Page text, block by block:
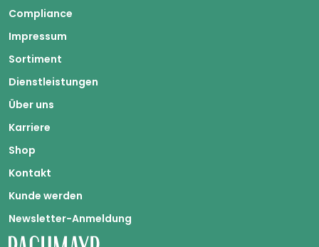
Compliance
Impressum
Sortiment
Dienstleistungen
Über uns
Karriere
Shop
Kontakt
Kunde werden
Newsletter-Anmeldung